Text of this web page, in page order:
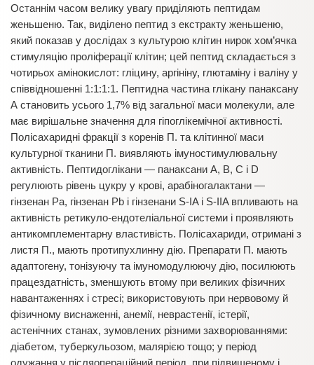
Останнім часом велику увагу приділяють пептидам
женьшеню. Так, виділено пептид з екстракту женьшеню,
який показав у дослідах з культурою клітин нирок хом’ячка
стимуляцію проліферації клітин; цей пептид складається з
чотирьох амінокислот: гліцину, аргініну, глютаміну і валіну у
співвідношенні 1:1:1:1. Пептидна частина глікану панаксану
А становить усього 1,7% від загальної маси молекули, але
має вирішальне значення для гіпоглікемічної активності.
Полісахаридні фракції з коренів П. та клітинної маси
культурної тканини П. виявляють імуностимулювальну
активність. Пептидоглікани — панаксани A, B, C і D
регулюють рівень цукру у крові, арабіногалактани —
гінзенан Pa, гінзенан Pb і гінзенани S-IA і S-IIA впливають на
активність ретикуло-ендотеліальної системи і проявляють
антикомплементарну властивість. Полісахариди, отримані з
листя П., мають протипухлинну дію. Препарати П. мають
адаптогену, тонізуючу та імуномодулюючу дію, посилюють
працездатність, зменшують втому при великих фізичних
навантаженнях і стресі; використовують при нервовому й
фізичному виснаженні, анемії, неврастенії, істерії,
астенічних станах, зумовлених різними захворюваннями:
діабетом, туберкульозом, малярією тощо; у період
одужання у післяопераційний період, при підвищеному і